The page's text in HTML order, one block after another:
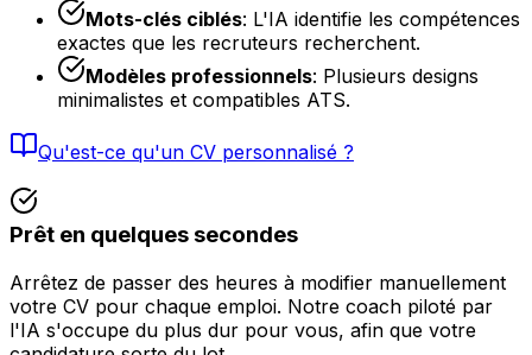
Mots-clés ciblés: L'IA identifie les compétences
exactes que les recruteurs recherchent.
Modèles professionnels: Plusieurs designs
minimalistes et compatibles ATS.
Qu'est-ce qu'un CV personnalisé ?
Prêt en quelques secondes
Arrêtez de passer des heures à modifier manuellement
votre CV pour chaque emploi. Notre coach piloté par
l'IA s'occupe du plus dur pour vous, afin que votre